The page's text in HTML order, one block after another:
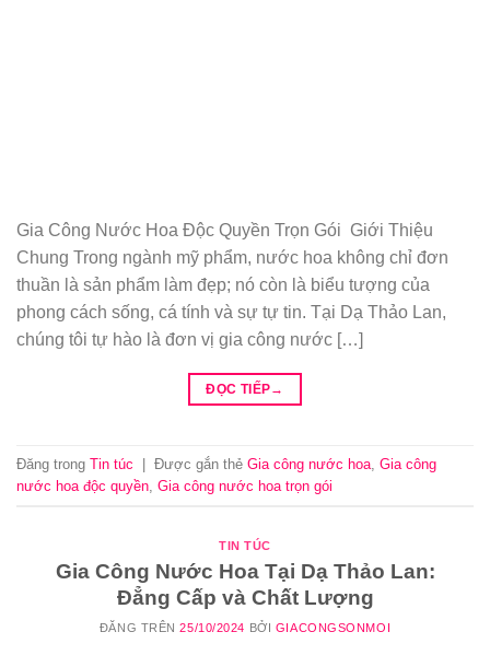
Gia Công Nước Hoa Độc Quyền Trọn Gói Giới Thiệu
Chung Trong ngành mỹ phẩm, nước hoa không chỉ đơn
thuần là sản phẩm làm đẹp; nó còn là biểu tượng của
phong cách sống, cá tính và sự tự tin. Tại Dạ Thảo Lan,
chúng tôi tự hào là đơn vị gia công nước […]
ĐỌC TIẾP→
Đăng trong Tin túc | Được gắn thẻ Gia công nước hoa Gia công
nước hoa độc quyền Gia công nước hoa trọn gói
TIN TÚC
Gia Công Nước Hoa Tại Dạ Thảo Lan:
Đẳng Cấp và Chất Lượng
ĐĂNG TRÊN25/10/2024 BỞI GIACONGSONMOI